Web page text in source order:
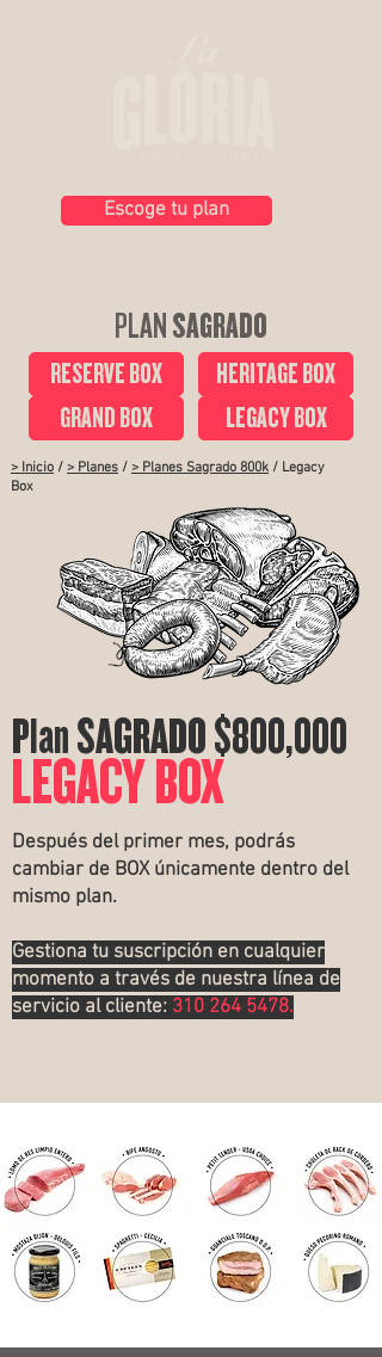
Escoge tu plan
PLANSAGRADO
RESERVE BOX
GRAND BOX
HERITAGE BOX
LEGACY BOX
> Inicio / > Planes / > Planes Sagrado 800k / Legacy
Box
Plan SAGRADO $800,000
LEGACY BOX
Después del primer mes, podrás
cambiar de BOX únicamente dentro del
mismo plan.
Gestiona tu suscripción en cualquier
momento a través de nuestra línea de
servicio al cliente: 310 264 5478.